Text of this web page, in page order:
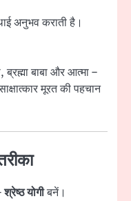
अनुभव कराती है।
ब्रह्मा बाबा और आत्मा –
मूरत की पहचान
श्रेष्ठ योगीबनें।